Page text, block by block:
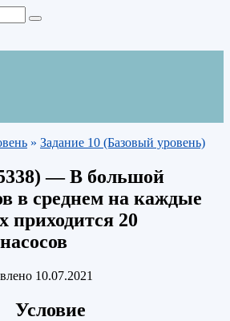
» Задание 10 (Базовый уровень)
— В большой
в среднем на каждые
приходится 20
10.07.2021
Условие